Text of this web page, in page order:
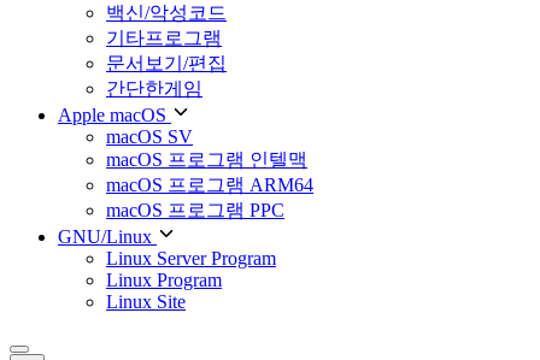
백신/악성코드
기타프로그램
문서보기/편집
간단한게임
Apple macOS
macOS SV
macOS 프로그램 인텔맥
macOS 프로그램 ARM64
macOS 프로그램 PPC
GNU/Linux
Linux Server Program
Linux Program
Linux Site